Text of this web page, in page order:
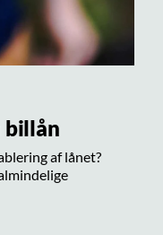
billån
af lånet?